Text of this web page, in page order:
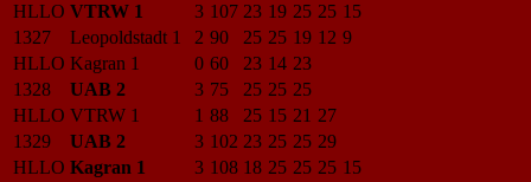
HLLO VTRW 1 3 107 23 19 25 25 15
1327
Leopoldstadt 1 2 90 25 25 19 12 9
HLLO Kagran 1 0 60 23 14 23
1328
UAB 2 3 75 25 25 25
HLLO VTRW 1 1 88 25 15 21 27
1329
UAB 2 3 102 23 25 25 29
HLLO Kagran 1 3 108 18 25 25 25 15